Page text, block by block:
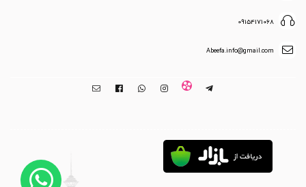
09154171068
Abeefa.info@gmail.com